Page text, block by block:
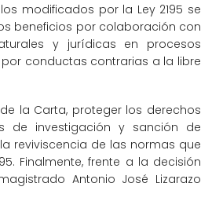
modificados por la Ley 2195 se
beneficios por colaboración con
y jurídicas en procesos
conductas contrarias a la libre
la Carta, proteger los derechos
de investigación y sanción de
reviviscencia de las normas que
Finalmente, frente a la decisión
Antonio José Lizarazo